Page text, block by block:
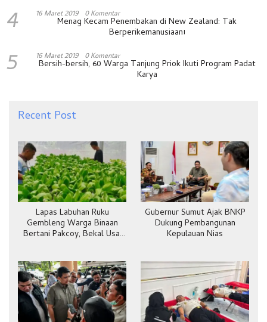
4 16 Maret 2019 0 Komentar
Menag Kecam Penembakan di New Zealand: Tak
Berperikemanusiaan!
5 16 Maret 2019 0 Komentar
Bersih-bersih, 60 Warga Tanjung Priok Ikuti Program Padat
Karya
Recent Post
Lapas Labuhan Ruku
Gembleng Warga Binaan
Bertani Pakcoy, Bekal Usai
Gubernur Sumut Ajak BNKP
Dukung Pembangunan
Kepulauan Nias